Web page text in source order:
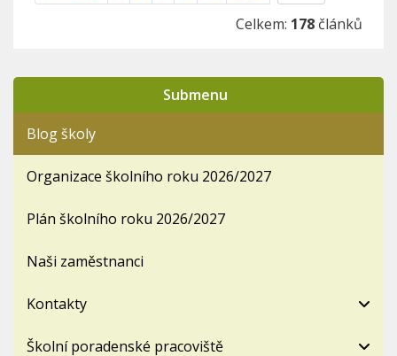
Celkem: 178 článků
Submenu
Blog školy
Organizace školního roku 2026/2027
Plán školního roku 2026/2027
Naši zaměstnanci
Kontakty
Školní poradenské pracoviště